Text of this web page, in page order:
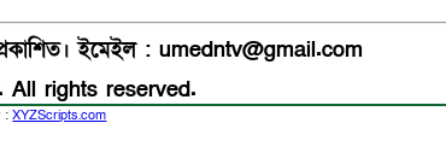
ইমেইল : umedntv@gmail.com
All rights reserved.
:XYZScripts.com